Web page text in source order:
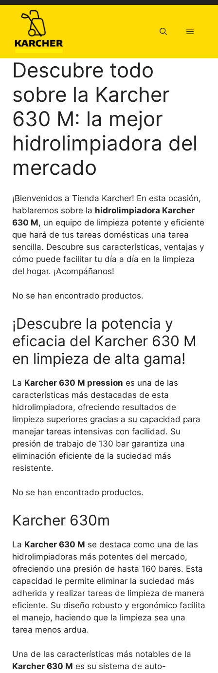
Saltar
contenido
Menú
Descubre todo
sobre la Karcher
630 M: la mejor
hidrolimpiadora del
mercado
¡Bienvenidos a Tienda Karcher! En esta ocasión,
hablaremos sobre la hidrolimpiadora Karcher
630 M, un equipo de limpieza potente y eficiente
que hará de tus tareas domésticas una tarea
sencilla. Descubre sus características, ventajas y
cómo puede facilitar tu día a día en la limpieza
del hogar. ¡Acompáñanos!
No se han encontrado productos.
¡Descubre la potencia y
eficacia del Karcher 630 M
en limpieza de alta gama!
La Karcher 630 M pression es una de las
características más destacadas de esta
hidrolimpiadora, ofreciendo resultados de
limpieza superiores gracias a su capacidad para
manejar tareas intensivas con facilidad. Su
presión de trabajo de 130 bar garantiza una
eliminación eficiente de la suciedad más
resistente.
No se han encontrado productos.
Karcher 630m
La Karcher 630 M se destaca como una de las
hidrolimpiadoras más potentes del mercado,
ofreciendo una presión de hasta 160 bares. Esta
capacidad le permite eliminar la suciedad más
adherida y realizar tareas de limpieza de manera
eficiente. Su diseño robusto y ergonómico facilita
el manejo, haciendo que la limpieza sea una
tarea menos ardua.
Una de las características más notables de la
Karcher 630 M es su sistema de auto-